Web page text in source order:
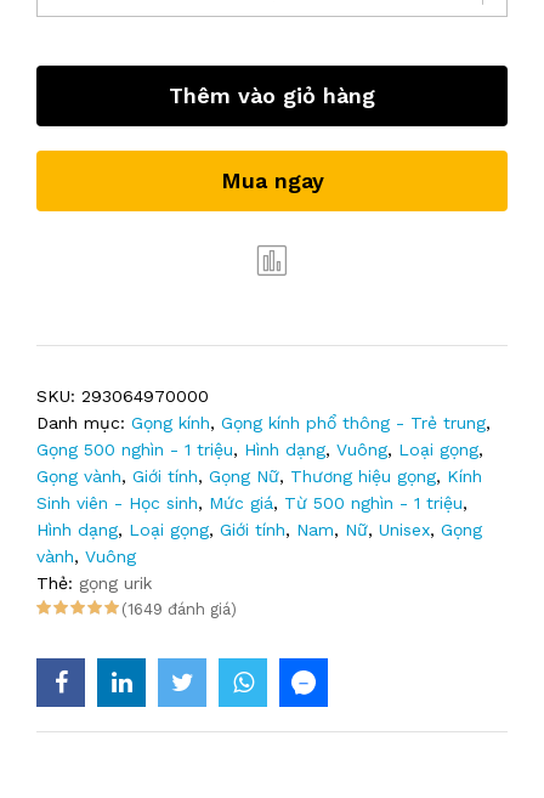
Thêm vào giỏ hàng
Mua ngay
SKU: 293064970000
Danh mục: Gọng kính, Gọng kính phổ thông - Trẻ trung,
Gọng 500 nghìn - 1 triệu, Hình dạng, Vuông, Loại gọng,
Gọng vành, Giới tính, Gọng Nữ, Thương hiệu gọng, Kính
Sinh viên - Học sinh, Mức giá, Từ 500 nghìn - 1 triệu,
Hình dạng, Loại gọng, Giới tính, Nam, Nữ, Unisex, Gọng
vành, Vuông
Thẻ: gọng urik
(1649 đánh giá)